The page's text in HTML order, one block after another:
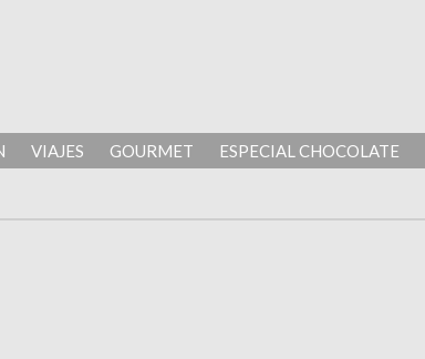
VIAJES GOURMET ESPECIAL CHOCOLATE